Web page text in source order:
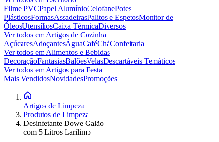
Filme PVCPapel AlumínioCelofanePotes
PlásticosFormasAssadeirasPalitos e EspetosMonitor de
ÓleosUtensíliosCaixa TérmicaDiversos
Ver todos em Artigos de Cozinha
AçúcaresAdoçantesÁguaCaféCháConfeitaria
Ver todos em Alimentos e Bebidas
DecoraçãoFantasiasBalõesVelasDescartáveis Temáticos
Ver todos em Artigos para Festa
Mais VendidosNovidadesPromoções
Artigos de Limpeza
Produtos de Limpeza
Desinfetante Dowe Galão
com 5 Litros Larilimp